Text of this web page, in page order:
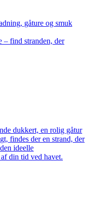
gåture og smuk
– find stranden, der
dukkert, en rolig gåtur
findes der en strand, der
ideelle
din tid ved havet.